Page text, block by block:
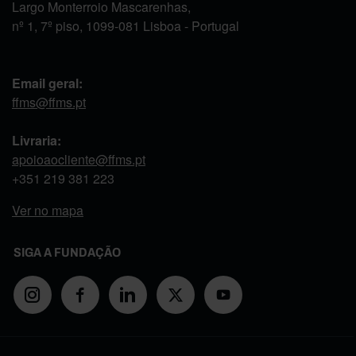
Largo Monterroio Mascarenhas,
nº 1, 7º piso, 1099-081 Lisboa - Portugal
Email geral:
ffms@ffms.pt
Livraria:
apoioaocliente@ffms.pt
+351 219 381 223
Ver no mapa
SIGA A FUNDAÇÃO